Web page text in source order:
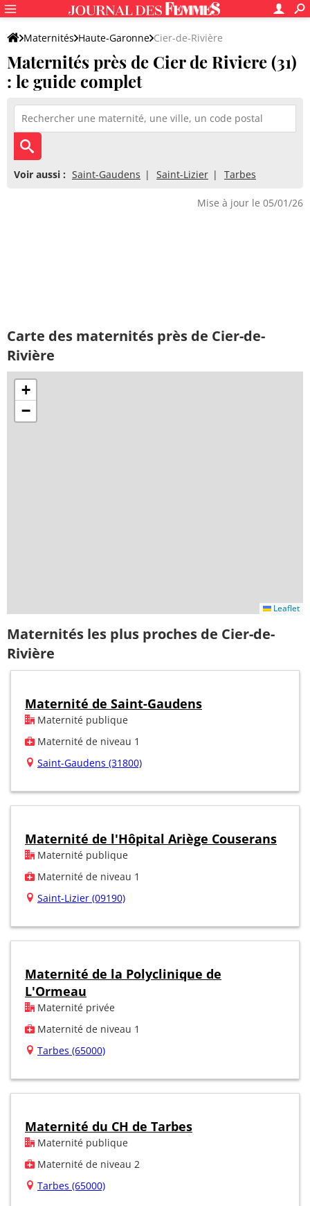
Maternités Haute-Garonne Cier-de-Rivière
Maternités près de Cier de Riviere (31)
: le guide complet
Voir aussi : Saint-Gaudens Saint-Lizier Tarbes
Mise à jour le 05/01/26
Carte des maternités près de Cier-de-
Rivière
+
−
Leaflet
Maternités les plus proches de Cier-de-
Rivière
Maternité de Saint-Gaudens
Maternité publique
Maternité de niveau 1
Saint-Gaudens (31800)
Maternité de l'Hôpital Ariège Couserans
Maternité publique
Maternité de niveau 1
Saint-Lizier (09190)
Maternité de la Polyclinique de
L'Ormeau
Maternité privée
Maternité de niveau 1
Tarbes (65000)
Maternité du CH de Tarbes
Maternité publique
Maternité de niveau 2
Tarbes (65000)